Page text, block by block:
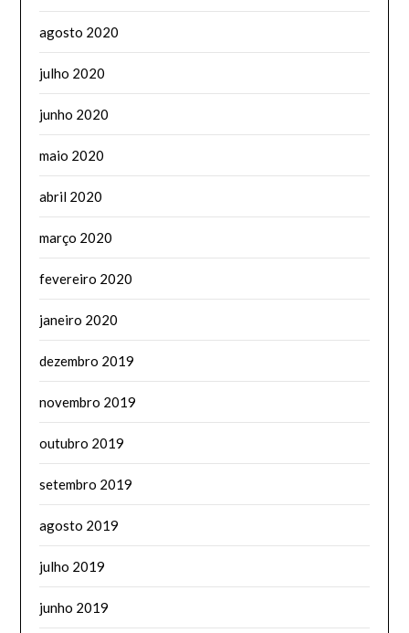
agosto 2020
julho 2020
junho 2020
maio 2020
abril 2020
março 2020
fevereiro 2020
janeiro 2020
dezembro 2019
novembro 2019
outubro 2019
setembro 2019
agosto 2019
julho 2019
junho 2019